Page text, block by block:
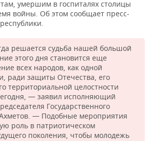
умершим в госпиталях столицы
войны. Об этом сообщает пресс-
решается судьба нашей большой
этого дня становится еще
всех народов, как одной
ради защиты Отечества, его
территориальной целостности
— заявил исполняющий
Государственного
— Подобные мероприятия
роль в патриотическом
поколения, чтобы молодежь